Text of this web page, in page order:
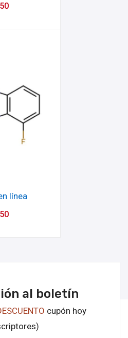
línea
al boletín
cupón hoy